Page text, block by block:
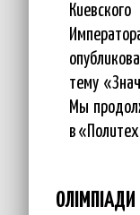
тему
Мы
в
ОЛІМПІАДИ